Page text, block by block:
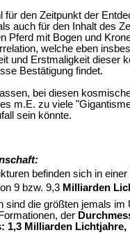
für den Zeitpunkt der
auch für den Inhalt des
Pferd mit Bogen und
welche eben
und Erstmaligkeit dieser
Bestätigung findet.
bei diesen
m.E. zu viele
sein könnte.
befinden sich in
9 bzw. 9,3 Milliarden
sind die größten jemals im
der
1,3 Milliarden Lichtjahre,